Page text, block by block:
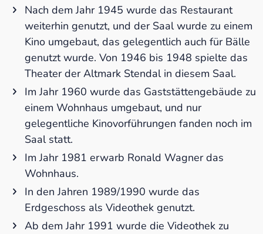
Nach dem Jahr 1945 wurde das Restaurant
weiterhin genutzt, und der Saal wurde zu einem
Kino umgebaut, das gelegentlich auch für Bälle
genutzt wurde. Von 1946 bis 1948 spielte das
Theater der Altmark Stendal in diesem Saal.
Im Jahr 1960 wurde das Gaststättengebäude zu
einem Wohnhaus umgebaut, und nur
gelegentliche Kinovorführungen fanden noch im
Saal statt.
Im Jahr 1981 erwarb Ronald Wagner das
Wohnhaus.
In den Jahren 1989/1990 wurde das
Erdgeschoss als Videothek genutzt.
Ab dem Jahr 1991 wurde die Videothek zu